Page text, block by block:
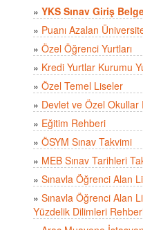
» YKS Sınav Giriş
» Puanı Azalan
» Özel Öğrenci Yurtları
» Kredi Yurtlar Kurumu
» Özel Temel Liseler
» Devlet ve Özel Okullar
» Eğitim Rehberi
» ÖSYM Sınav Takvimi
» MEB Sınav Tarihleri
» Sınavla Öğrenci Alan
» Sınavla Öğrenci Alan
Yüzdelik Dilimleri